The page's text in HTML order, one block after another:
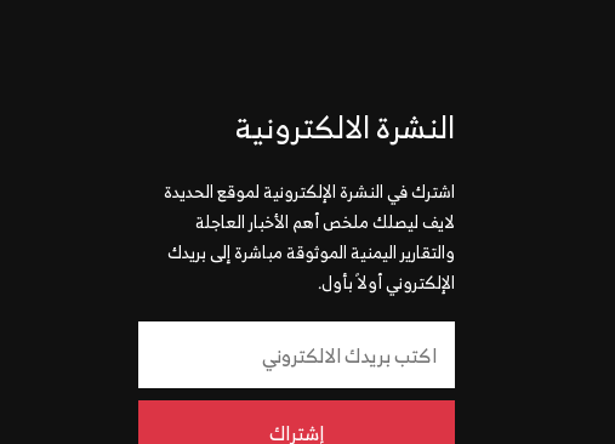
النشرة الالكترونية
اشترك في النشرة الإلكترونية لموقع الحديدة
لايف ليصلك ملخص أهم الأخبار العاجلة
والتقارير اليمنية الموثوقة مباشرة إلى بريدك
الإلكتروني أولاً بأول.
إشتراك